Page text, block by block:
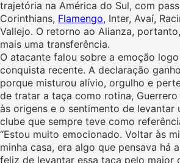
trajetória na América do Sul, com
Corinthians, Flamengo, Inter, Avaí,
Vallejo. O retorno ao Alianza,
mais uma transferência.
O atacante falou sobre a emoção
conquista recente. A declaração
porque misturou alívio, orgulho e
de tratar a taça como rotina,
às origens e o sentimento de levantar
clube que sempre teve como
“Estou muito emocionado. Voltar às
minha casa, era algo que pensava há
feliz de levantar essa taça pelo maior